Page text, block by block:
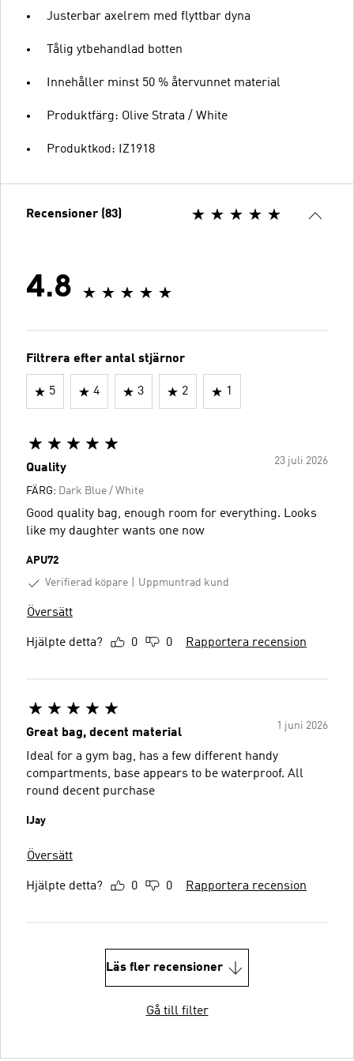
Justerbar axelrem med flyttbar dyna
Tålig ytbehandlad botten
Innehåller minst 50 % återvunnet material
Produktfärg: Olive Strata / White
Produktkod: IZ1918
Recensioner (83)
4.8
Filtrera efter antal stjärnor
5 4 3 2 1
23 juli 2026
Quality
FÄRG: Dark Blue / White
Good quality bag, enough room for everything. Looks
like my daughter wants one now
APU72
Verifierad köpare
Uppmuntrad kund
Översätt
Hjälpte detta? 0 0 Rapportera recension
1 juni 2026
Great bag, decent material
Ideal for a gym bag, has a few different handy
compartments, base appears to be waterproof. All
round decent purchase
IJay
Översätt
Hjälpte detta? 0 0 Rapportera recension
Läs fler recensioner
Gå till filter